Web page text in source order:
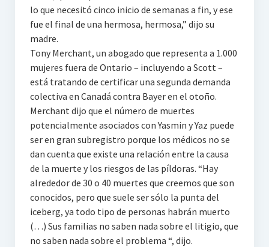
lo que necesitó cinco inicio de semanas a fin, y ese
fue el final de una hermosa, hermosa,” dijo su
madre.
Tony Merchant, un abogado que representa a 1.000
mujeres fuera de Ontario – incluyendo a Scott –
está tratando de certificar una segunda demanda
colectiva en Canadá contra Bayer en el otoño.
Merchant dijo que el número de muertes
potencialmente asociados con Yasmin y Yaz puede
ser en gran subregistro porque los médicos no se
dan cuenta que existe una relación entre la causa
de la muerte y los riesgos de las píldoras. “Hay
alrededor de 30 o 40 muertes que creemos que son
conocidos, pero que suele ser sólo la punta del
iceberg, ya todo tipo de personas habrán muerto
(…) Sus familias no saben nada sobre el litigio, que
no saben nada sobre el problema “, dijo.